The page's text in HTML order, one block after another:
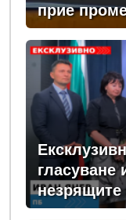
прие
гласуване
незрящите
изборни